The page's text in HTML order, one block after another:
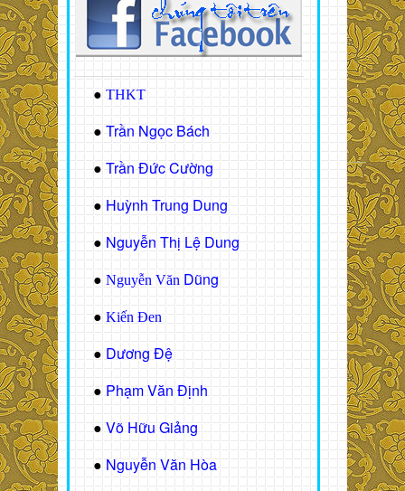
● THKT
● Trần Ngọc Bách
● Trần Đức Cường
● Huỳnh Trung Dung
● Nguyễn Thị Lệ Dung
● Nguyễn Văn Dũng
● Kiến Đen
● Dương Đệ
● Phạm Văn Định
● Võ Hữu Giảng
● Nguyễn Văn Hòa